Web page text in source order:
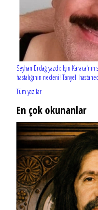
Seyhan Erdağ yazdı: Işın
hastalığının nedeni! Tanyeli
Tüm yazılar
En çok okunanlar